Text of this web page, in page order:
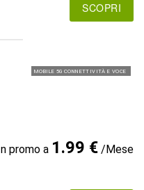
SCOPRI
MOBILE 5G CONNETTIVITÀ E VOCE
In promo a 1.99 €/Mese